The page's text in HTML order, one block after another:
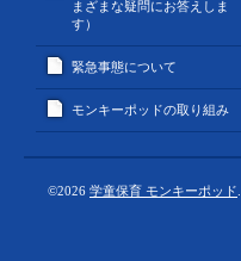
まざまな疑問にお答えしま
す）
緊急事態について
モンキーポッドの取り組み
©2026 学童保育 モンキーポッド